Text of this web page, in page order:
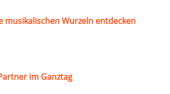
musikalischen Wurzeln entdecken
im Ganztag